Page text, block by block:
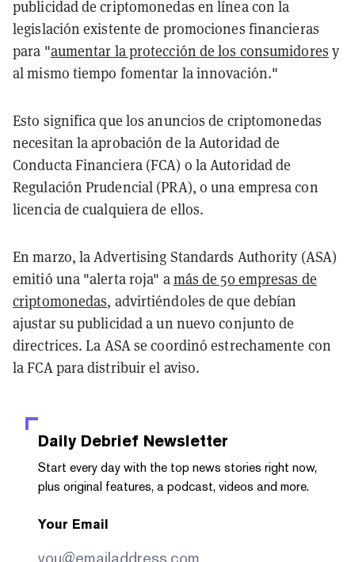
publicidad de criptomonedas en línea con la
legislación existente de promociones financieras
para "aumentar la protección de los consumidores y
al mismo tiempo fomentar la innovación."
Esto significa que los anuncios de criptomonedas
necesitan la aprobación de la Autoridad de
Conducta Financiera (FCA) o la Autoridad de
Regulación Prudencial (PRA), o una empresa con
licencia de cualquiera de ellos.
En marzo, la Advertising Standards Authority (ASA)
emitió una "alerta roja" amás de 50 empresas de
criptomonedas, advirtiéndoles de que debían
ajustar su publicidad a un nuevo conjunto de
directrices. La ASA se coordinó estrechamente con
la FCA para distribuir el aviso.
Daily Debrief Newsletter
Start every day with the top news stories right now,
plus original features, a podcast, videos and more.
Your Email